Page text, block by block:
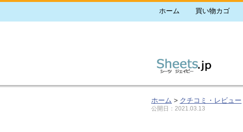
ホーム 買い物カゴ
ホーム > クチコミ・レビュー
公開日： 2021.03.13